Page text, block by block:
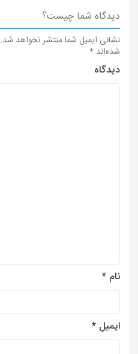
دیدگاه شما چیست؟
نشانی ایمیل شما منتشر نخواهد شد.
شده‌اند *
دیدگاه
نام *
ایمیل *